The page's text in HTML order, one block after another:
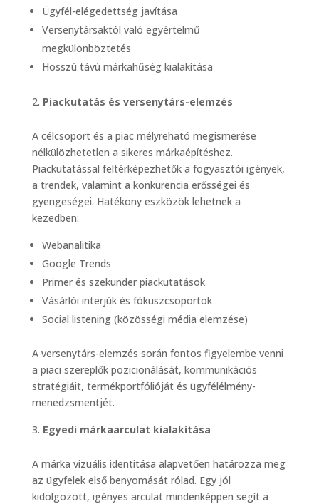
Ügyfél-elégedettség javítása
Versenytársaktól való egyértelmű
megkülönböztetés
Hosszú távú márkahűség kialakítása
Piackutatás és versenytárs-elemzés
A célcsoport és a piac mélyreható megismerése
nélkülözhetetlen a sikeres márkaépítéshez.
Piackutatással feltérképezhetők a fogyasztói igények,
a trendek, valamint a konkurencia erősségei és
gyengeségei. Hatékony eszközök lehetnek a
kezedben:
Webanalitika
Google Trends
Primer és szekunder piackutatások
Vásárlói interjúk és fókuszcsoportok
Social listening (közösségi média elemzése)
A versenytárs-elemzés során fontos figyelembe venni
a piaci szereplők pozicionálását, kommunikációs
stratégiáit, termékportfólióját és ügyfélélmény-
menedzsmentjét.
Egyedi márkaarculat kialakítása
A márka vizuális identitása alapvetően határozza meg
az ügyfelek első benyomását rólad. Egy jól
kidolgozott, igényes arculat mindenképpen segít a